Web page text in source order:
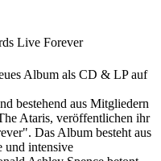
Live Forever
Album als CD & LP auf
bestehend aus Mitgliedern
Ataris, veröffentlichen ihr
Das Album besteht aus
und intensive